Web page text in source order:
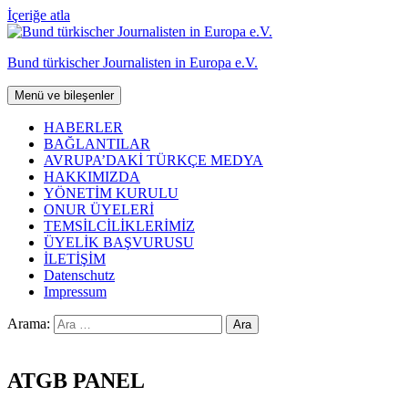
İçeriğe atla
Bund türkischer Journalisten in Europa e.V.
Menü ve bileşenler
HABERLER
BAĞLANTILAR
AVRUPA’DAKİ TÜRKÇE MEDYA
HAKKIMIZDA
YÖNETİM KURULU
ONUR ÜYELERİ
TEMSİLCİLİKLERİMİZ
ÜYELİK BAŞVURUSU
İLETİŞİM
Datenschutz
Impressum
Arama:
ATGB PANEL